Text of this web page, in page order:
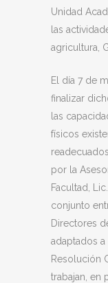
Unidad
las
agricultura,
El día 7 de
finalizar
las
físicos
por la
Facultad,
conjunto
Directores
adaptados
Resolución
trabajan, en